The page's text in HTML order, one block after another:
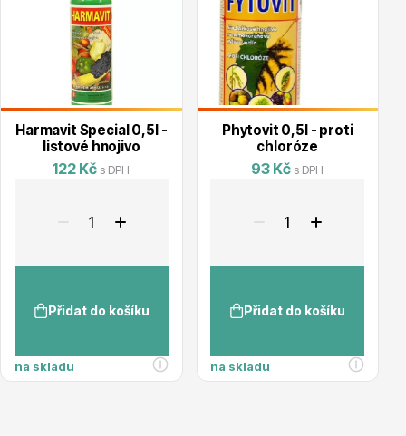
Okrasné trávy
Harmavit Special 0,5l -
listové hnojivo
122 Kč s DPH
Přidat do košíku
na skladu
Phytovit 0,5l - proti
chloróze
93 Kč s DPH
Přidat do košíku
na skladu